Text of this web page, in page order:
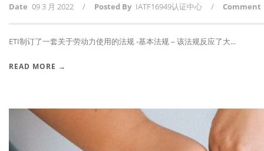
Date 09 3 月 2022 / Posted By IATF16949认证中心 / Comment
ETI制订了一套关于劳动力使用的法规 -基本法规 – 该法规反应了大...
READ MORE →